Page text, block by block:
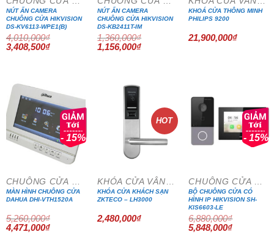
NÚT ẤN CAMERA
CHUÔNG CỬA HIKVISION
DS-KV6113-WPE1(B)
4,010,000₫
Giá
gốc
3,408,500₫Giá
NÚT ẤN CAMERA
CHUÔNG CỬA HIKVISION
DS-KB2411T-IM
1,360,000₫
Giá
gốc
1,156,000₫Giá
KHOÁ CỬA THÔNG MINH
PHILIPS 9200
21,900,000₫
- 15%
MÀN HÌNH CHUÔNG CỬA
DAHUA DHI-VTH1520A
5,260,000₫
Giá
gốc
4,471,000₫Giá
HOT
KHÓA CỬA KHÁCH SẠN
ZKTECO – LH3000
2,480,000₫
- 15%
BỘ CHUÔNG CỬA CÓ
HÌNH IP HIKVISION SH-
KIS6603-LE
6,880,000₫
Giá
gốc
5,848,000₫Giá